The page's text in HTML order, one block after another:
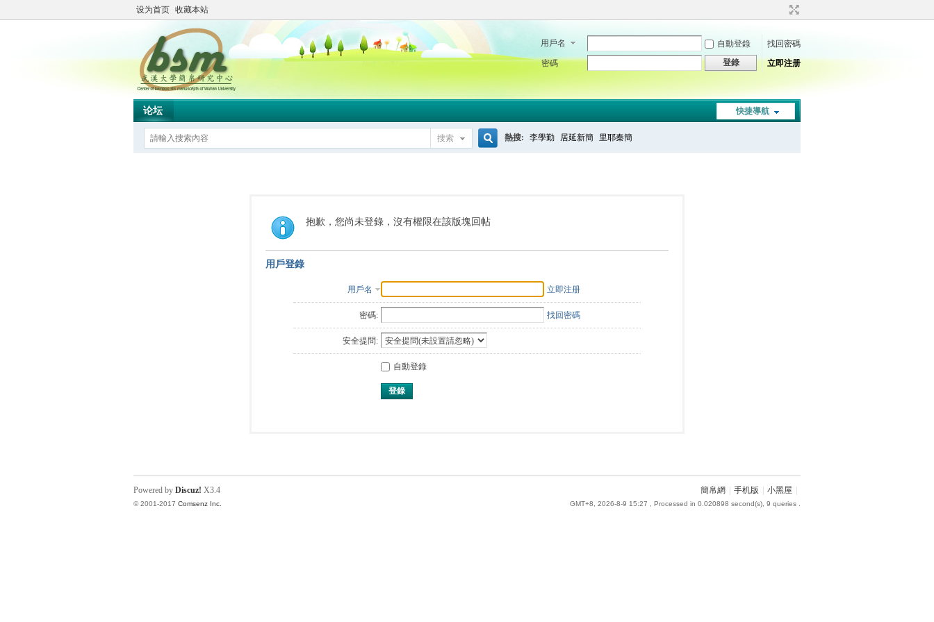
设为首页 收藏本站
用戶名 自動登錄
找回密碼
密碼
登錄 立即注册
快捷導航
论坛
搜索
索
熱搜: 李學勤 居延新簡 里耶秦簡
抱歉，您尚未登錄，沒有權限在該版塊回帖
用戶登錄
用戶名 立即注册
密碼: 找回密碼
安全提問:
自動登錄
登錄
簡帛網 手机版 小黑屋
GMT+8, 2026-8-9 15:27 , Processed in 0.020898 second(s), 9 queries .
Powered by Discuz! X3.4
© 2001-2017 Comsenz Inc.